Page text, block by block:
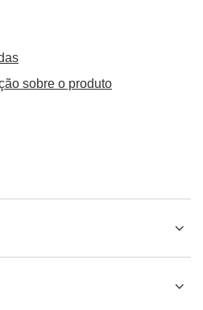
sobre o produto